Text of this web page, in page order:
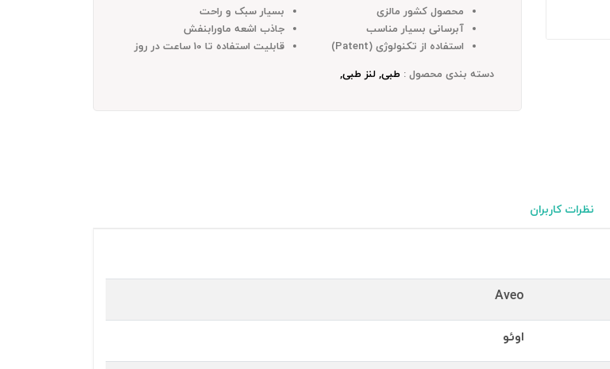
محصول کشور مالزی
آبرسانی بسیار مناسب
استفاده از تکنولوژی (Patent)
بسیار سبک و راحت
جاذب اشعه ماورابنفش
قابلیت استفاده تا 10 ساعت در روز
دسته بندی محصول : طبی, لنز طبی,
نظرات کاربران
Aveo
اوئو